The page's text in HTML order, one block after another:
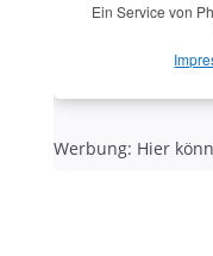
Ein Service von
Werbung: Hier